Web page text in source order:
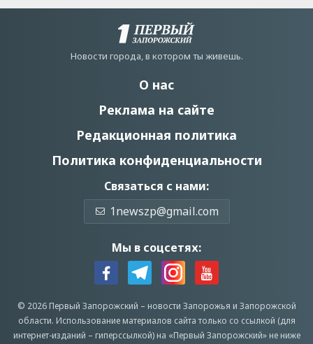
Новости города, в котором ты живешь.
О нас
Реклама на сайте
Редакционная политика
Политика конфиденциальности
Связаться с нами:
1newszp@gmail.com
Мы в соцсетях:
© 2026 Первый Запорожский – новости Запорожья и Запорожской
области. Использование материалов сайта только со ссылкой (для
интернет-изданий – гиперссылкой) на «Первый Запорожский» не ниже